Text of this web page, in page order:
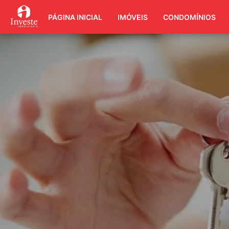
PÁGINA INICIAL IMÓVEIS CONDOMÍNIOS